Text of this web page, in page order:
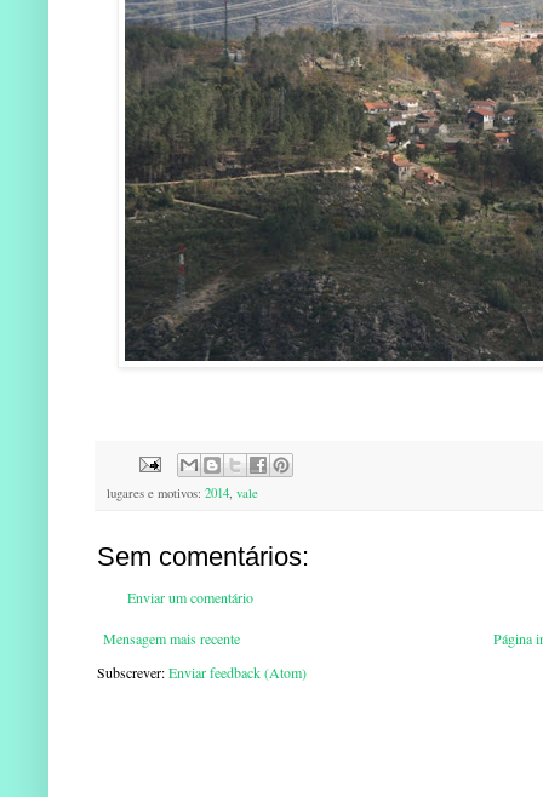
lugares e motivos: 2014, vale
Sem comentários:
Enviar um comentário
Mensagem mais recente
Página
Subscrever:Enviar feedback (Atom)